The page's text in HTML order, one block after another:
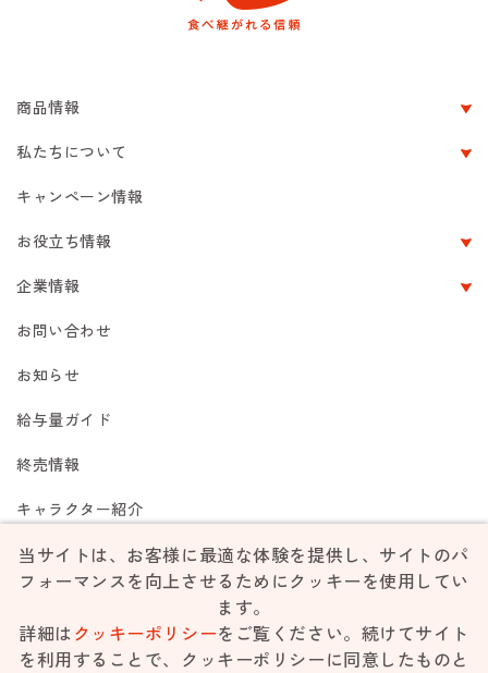
商品情報
私たちについて
キャンペーン情報
お役立ち情報
企業情報
お問い合わせ
お知らせ
給与量ガイド
終売情報
キャラクター紹介
個人情報保護方針 リンク集 サイトマップ
当サイトは、お客様に最適な体験を提供し、サイトのパ
フォーマンスを向上させるためにクッキーを使用してい
ます。
詳細はクッキーポリシーをご覧ください。続けてサイト
を利用することで、クッキーポリシーに同意したものと